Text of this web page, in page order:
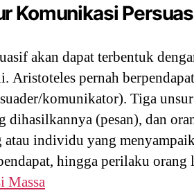
Komunikasi
akan dapat terbentuk
Aristoteles pernah
komunikator). Tiga
dihasilkannya (pesan), dan
atau individu yang
hingga perilaku
Massa